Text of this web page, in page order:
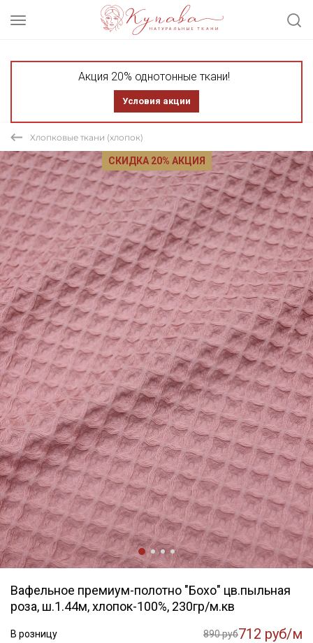
Акция 20% однотонные ткани!
Условия акции
Хлопковые ткани (хлопок)
СКИДКА 20% АКЦИЯ
Вафельное премиум-полотно "Бохо" цв.пыльная
роза, ш.1.44м, хлопок-100%, 230гр/м.кв
В розницу 890 руб712 руб/м